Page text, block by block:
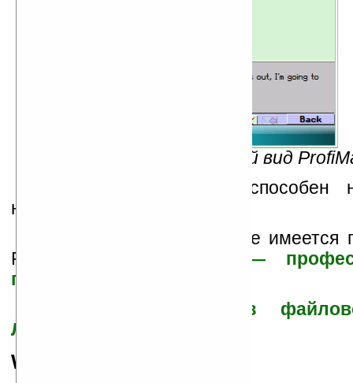
Рис.6 — Рабочий вид
Данный релиз работоспособен
начиная с WM2003.
В архиве Ладошек также имеется
ProfiMail —
«ProfiMail —
почтальон"
Скачать ProfiMail из
Ладошек
WebIS Mail